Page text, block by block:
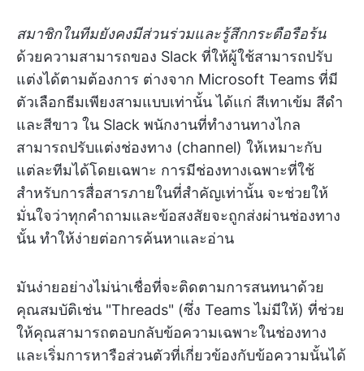
สมาชิกในทีมยังคงมีส่วนร่วมและรู้สึกกระตือรือร้น
ด้วยความสามารถของ Slack ที่ให้ผู้ใช้สามารถปรับ
แต่งได้ตามต้องการ ต่างจาก Microsoft Teams ที่มี
ตัวเลือกธีมเพียงสามแบบเท่านั้น ได้แก่ สีเทาเข้ม สีดำ
และสีขาว ใน Slack พนักงานที่ทำงานทางไกล
สามารถปรับแต่งช่องทาง (channel) ให้เหมาะกับ
แต่ละทีมได้โดยเฉพาะ การมีช่องทางเฉพาะที่ใช้
สำหรับการสื่อสารภายในที่สำคัญเท่านั้น จะช่วยให้
มั่นใจว่าทุกคำถามและข้อสงสัยจะถูกส่งผ่านช่องทาง
นั้น ทำให้ง่ายต่อการค้นหาและอ่าน
มันง่ายอย่างไม่น่าเชื่อที่จะติดตามการสนทนาด้วย
คุณสมบัติเช่น "Threads" (ซึ่ง Teams ไม่มีให้) ที่ช่วย
ให้คุณสามารถตอบกลับข้อความเฉพาะในช่องทาง
และเริ่มการหารือส่วนตัวที่เกี่ยวข้องกับข้อความนั้นได้